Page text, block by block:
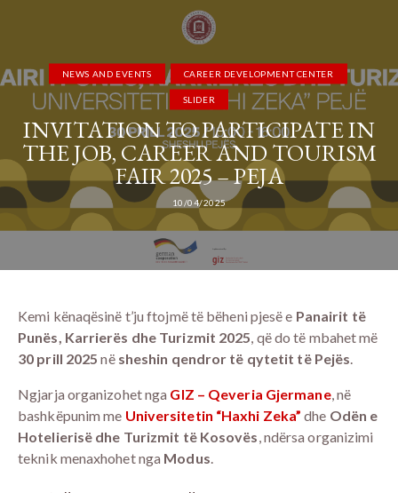
NEWS AND EVENTS CAREER DEVELOPMENT CENTER
SLIDER
INVITATION TO PARTICIPATE IN
THE JOB, CAREER AND TOURISM
FAIR 2025 – PEJA
10/04/2025
Kemi kënaqësinë t’ju ftojmë të bëheni pjesë e Panairit të
Punës, Karrierës dhe Turizmit 2025, që do të mbahet më
30 prill 2025 në sheshin qendror të qytetit të Pejës.
Ngjarja organizohet nga GIZ – Qeveria Gjermane, në
bashkëpunim me Universitetin “Haxhi Zeka” dhe Odën e
Hotelierisë dhe Turizmit të Kosovës, ndërsa organizimi
teknik menaxhohet nga Modus.